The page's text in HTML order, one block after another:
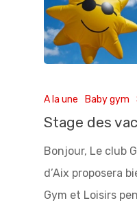
A la une Baby gym
Stage des
Bonjour, Le club
d’Aix proposera
Gym et Loisirs